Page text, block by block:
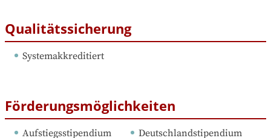
Qualitätssicherung
Systemakkreditiert
Förderungsmöglichkeiten
Aufstiegsstipendium
Deutschlandstipendium